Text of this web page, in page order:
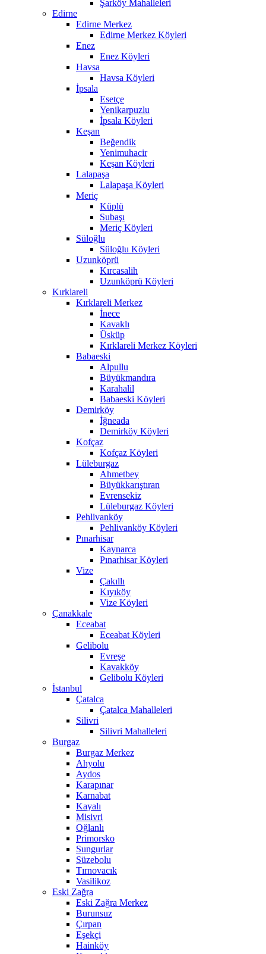
Şarköy Mahalleleri
Edirne
Edirne Merkez
Edirne Merkez Köyleri
Enez
Enez Köyleri
Havsa
Havsa Köyleri
İpsala
Esetçe
Yenikarpuzlu
İpsala Köyleri
Keşan
Beğendik
Yenimuhacir
Keşan Köyleri
Lalapaşa
Lalapaşa Köyleri
Meriç
Küplü
Subaşı
Meriç Köyleri
Süloğlu
Süloğlu Köyleri
Uzunköprü
Kırcasalih
Uzunköprü Köyleri
Kırklareli
Kırklareli Merkez
İnece
Kavaklı
Üsküp
Kırklareli Merkez Köyleri
Babaeski
Alpullu
Büyükmandıra
Karahalil
Babaeski Köyleri
Demirköy
İğneada
Demirköy Köyleri
Kofçaz
Kofçaz Köyleri
Lüleburgaz
Ahmetbey
Büyükkarıştıran
Evrensekiz
Lüleburgaz Köyleri
Pehlivanköy
Pehlivanköy Köyleri
Pınarhisar
Kaynarca
Pınarhisar Köyleri
Vize
Çakıllı
Kıyıköy
Vize Köyleri
Çanakkale
Eceabat
Eceabat Köyleri
Gelibolu
Evreşe
Kavakköy
Gelibolu Köyleri
İstanbul
Çatalca
Çatalca Mahalleleri
Silivri
Silivri Mahalleleri
Burgaz
Burgaz Merkez
Ahyolu
Aydos
Karapınar
Karnabat
Kayalı
Misivri
Oğlanlı
Primorsko
Sungurlar
Süzebolu
Tırnovacık
Vasilikoz
Eski Zağra
Eski Zağra Merkez
Burunsuz
Çırpan
Eşekçi
Hainköy